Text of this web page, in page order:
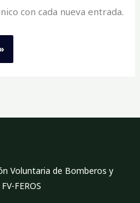
con cada nueva entrada.
Voluntaria de Bomberos y
FEROS